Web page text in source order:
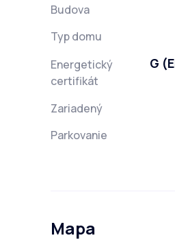
Budova
Typ domu
Energetický
certifikát
G
Zariadený
Parkovanie
Mapa